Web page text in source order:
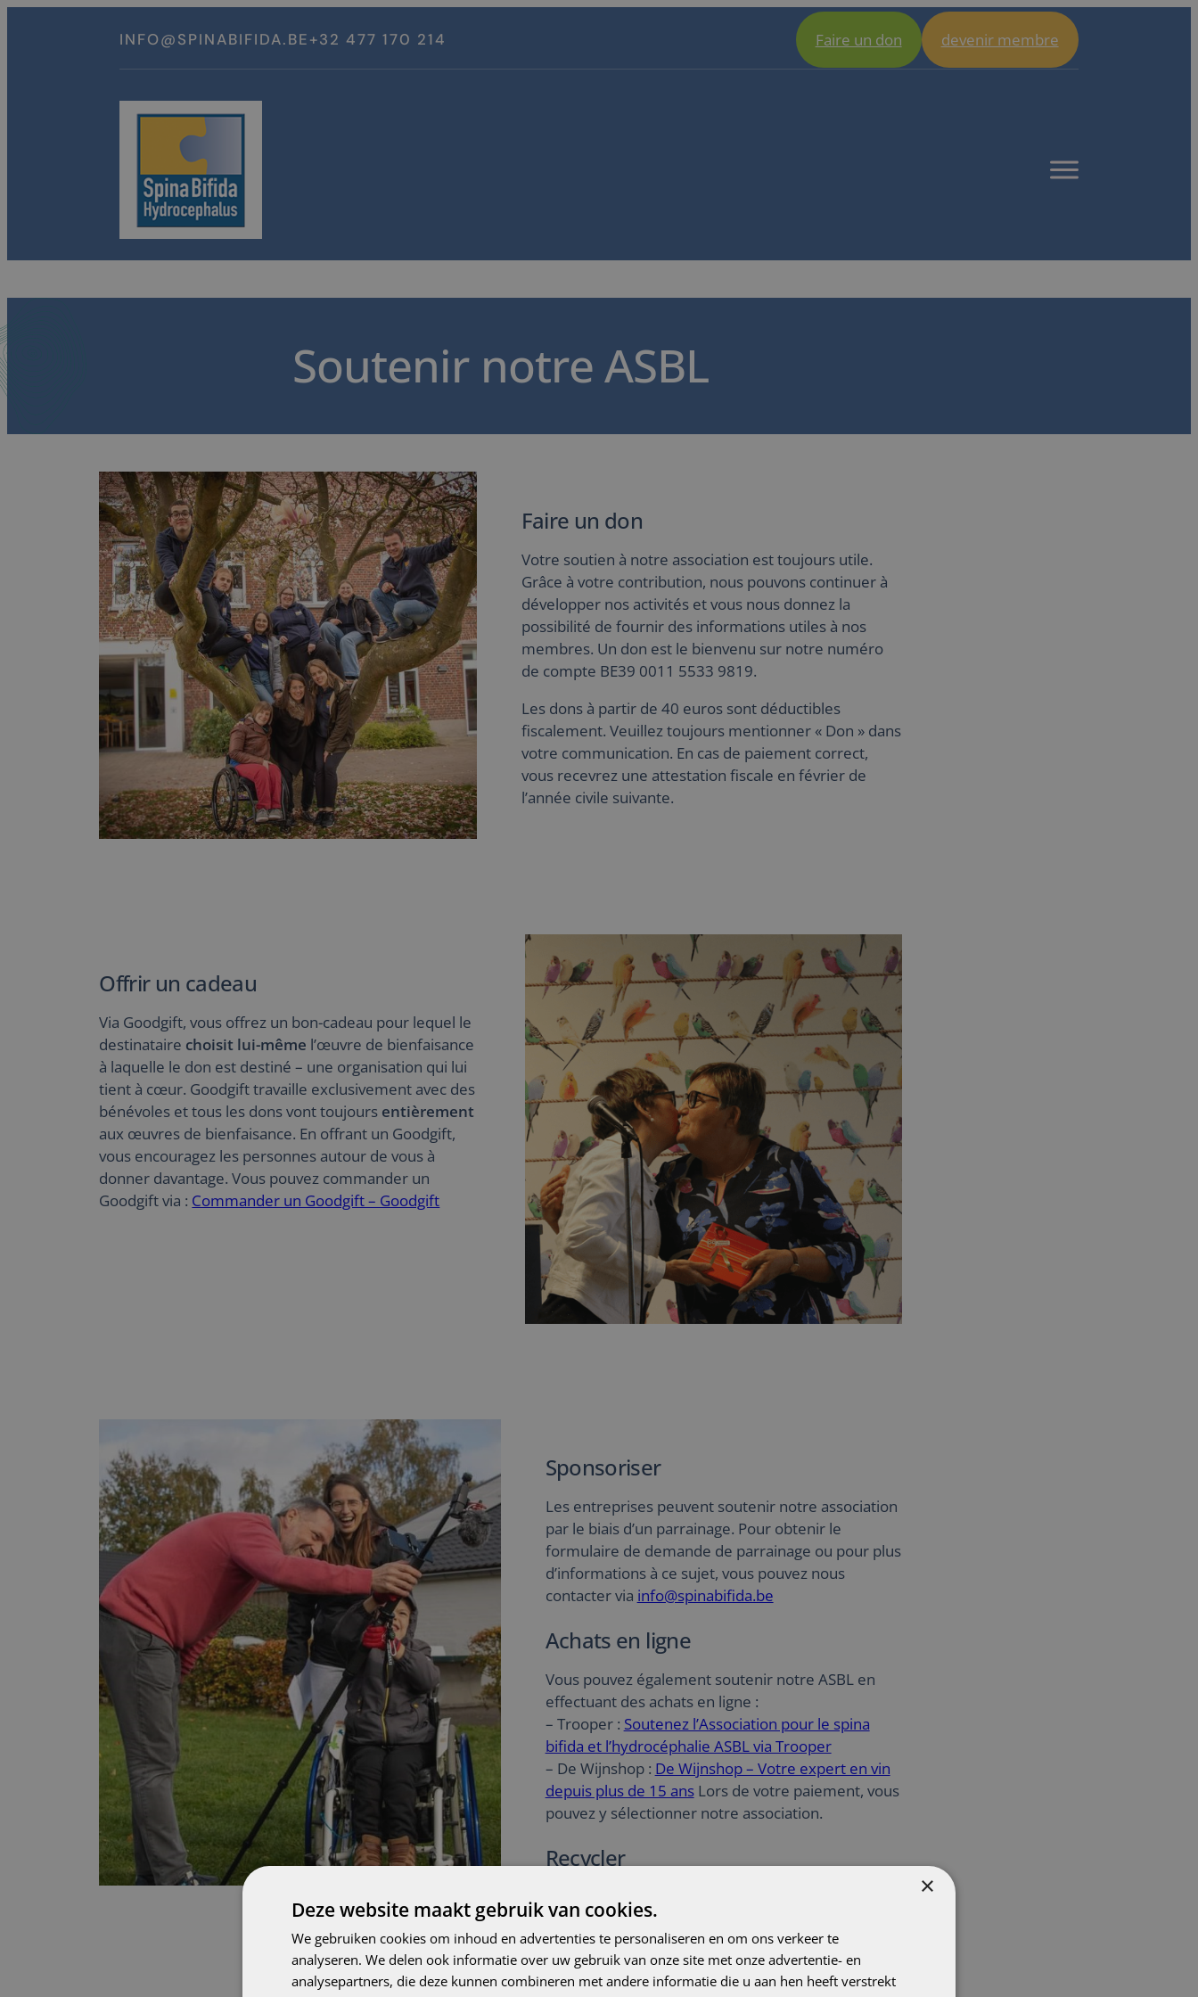
INFO@SPINABIFIDA.BE+32 477 170 214 Faire un don devenir membre
Open
menu
Soutenir notre ASBL
Faire un don
Votre soutien à notre association est toujours utile.
Grâce à votre contribution, nous pouvons continuer à
développer nos activités et vous nous donnez la
possibilité de fournir des informations utiles à nos
membres. Un don est le bienvenu sur notre numéro
de compte BE39 0011 5533 9819.
Les dons à partir de 40 euros sont déductibles
fiscalement. Veuillez toujours mentionner « Don » dans
votre communication. En cas de paiement correct,
vous recevrez une attestation fiscale en février de
l’année civile suivante.
Offrir un cadeau
Via Goodgift, vous offrez un bon-cadeau pour lequel le
destinataire choisit lui-même l’œuvre de bienfaisance
à laquelle le don est destiné – une organisation qui lui
tient à cœur. Goodgift travaille exclusivement avec des
bénévoles et tous les dons vont toujours entièrement
aux œuvres de bienfaisance. En offrant un Goodgift,
vous encouragez les personnes autour de vous à
donner davantage. Vous pouvez commander un
Goodgift via : Commander un Goodgift – Goodgift
Sponsoriser
Les entreprises peuvent soutenir notre association
par le biais d’un parrainage. Pour obtenir le
formulaire de demande de parrainage ou pour plus
d’informations à ce sujet, vous pouvez nous
contacter via info@spinabifida.be
Achats en ligne
Vous pouvez également soutenir notre ASBL en
effectuant des achats en ligne :
– Trooper : Soutenez l’Association pour le spina
bifida et l’hydrocéphalie ASBL via Trooper
– De Wijnshop : De Wijnshop – Votre expert en vin
depuis plus de 15 ansLors de votre paiement, vous
pouvez y sélectionner notre association.
Recycler
rapporter de l’argent à notre caisse. Vous trouverez
toutes les informations sur le programme de
recyclage TerraCycle ici :Programme de recyclage
NESCAFÉ® Dolce Gusto® – Foire aux questions ·
×
Deze website maakt gebruik van cookies.
We gebruiken cookies om inhoud en advertenties te personaliseren en om ons verkeer te
analyseren. We delen ook informatie over uw gebruik van onze site met onze advertentie- en
analysepartners, die deze kunnen combineren met andere informatie die u aan hen heeft verstrekt